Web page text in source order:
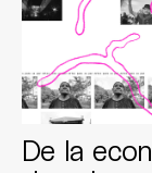
De la